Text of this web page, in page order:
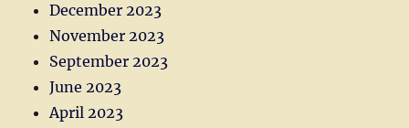
December 2023
November 2023
September 2023
June 2023
April 2023